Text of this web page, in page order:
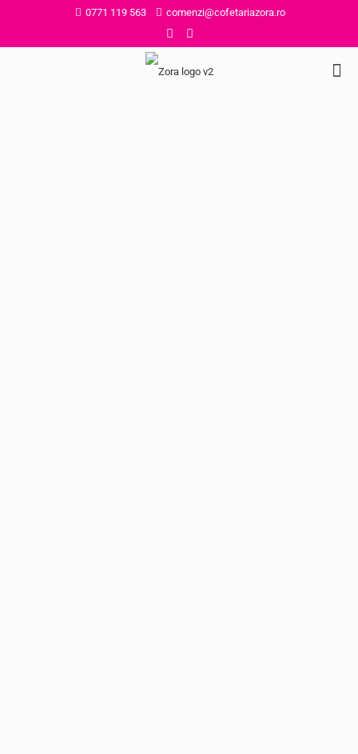
0771 119 563 comenzi@cofetariazora.ro